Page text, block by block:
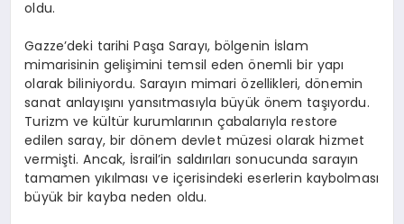
oldu.
Gazze’deki tarihi Paşa Sarayı, bölgenin İslam
mimarisinin gelişimini temsil eden önemli bir yapı
olarak biliniyordu. Sarayın mimari özellikleri, dönemin
sanat anlayışını yansıtmasıyla büyük önem taşıyordu.
Turizm ve kültür kurumlarının çabalarıyla restore
edilen saray, bir dönem devlet müzesi olarak hizmet
vermişti. Ancak, İsrail’in saldırıları sonucunda sarayın
tamamen yıkılması ve içerisindeki eserlerin kaybolması
büyük bir kayba neden oldu.